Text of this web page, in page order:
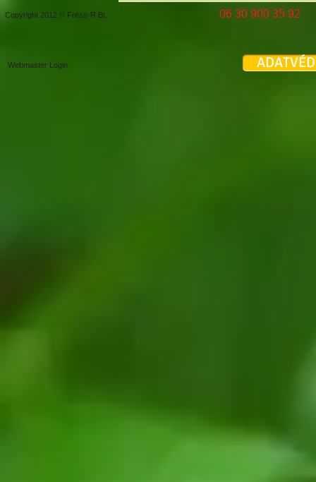
Copyright 2012 © Fress-R Bt. 06 30 900 35
Webmaster Login